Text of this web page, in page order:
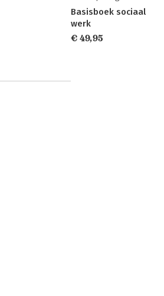
Basisboek sociaal
werk
€ 49,95